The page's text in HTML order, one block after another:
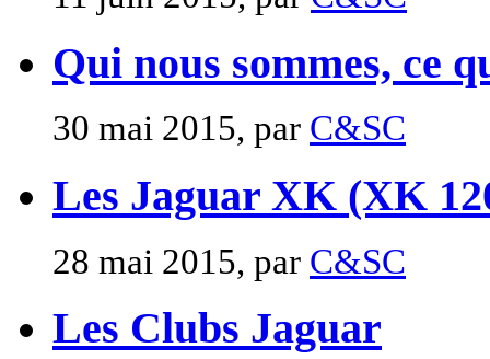
Qui nous sommes, ce
30 mai 2015, par C&SC
Les Jaguar XK (XK
28 mai 2015, par C&SC
Les Clubs Jaguar